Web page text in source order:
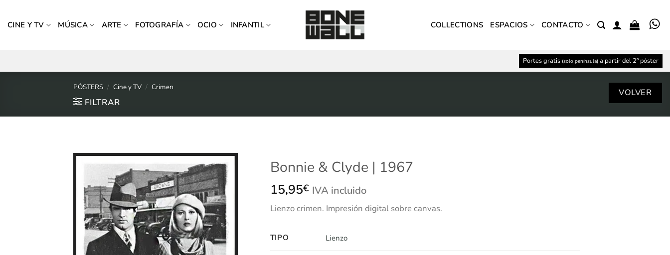
CINE Y TV MÚSICA ARTE FOTOGRAFÍA OCIO INFANTIL COLLECTIONS ESPACIOS CONTACTO
Portes gratis (solo península) a partir del 2º póster
PÓSTERS / Cine y TV / Crimen
FILTRAR
Bonnie & Clyde | 1967
15,95€ IVA incluido
Lienzocrimen. Impresión digital sobre canvas.
TIPO Lienzo